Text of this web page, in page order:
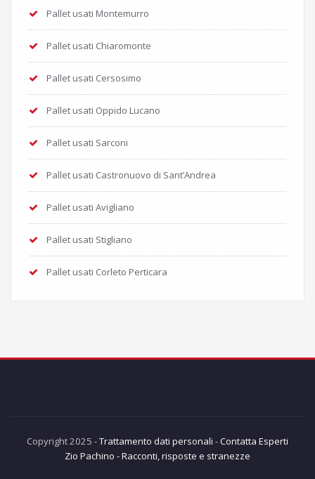
Pallet usati Montemurro
Pallet usati Chiaromonte
Pallet usati Cersosimo
Pallet usati Oppido Lucano
Pallet usati Sarconi
Pallet usati Castronuovo di Sant’Andrea
Pallet usati Avigliano
Pallet usati Stigliano
Pallet usati Corleto Perticara
Copyright 2025 -Trattamento dati personali -Contatta Esperti
Zio Pachino - Racconti, risposte e stranezze